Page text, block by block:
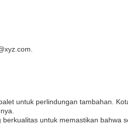
untuk perlindungan tambahan.
untuk memastikan bahwa